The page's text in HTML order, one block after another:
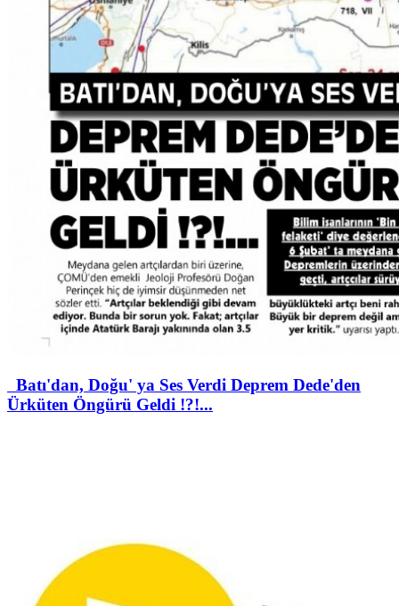
Batı'dan, Doğu' ya Ses Verdi Deprem Dede'den
Ürküten Öngürü Geldi !?!...